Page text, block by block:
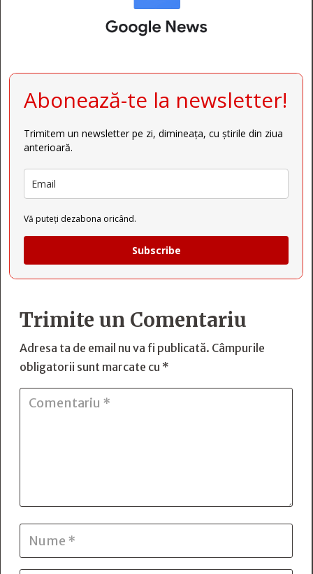
Abonează-te la newsletter!
Trimitem un newsletter pe zi, dimineața, cu știrile din ziua
anterioară.
Vă puteți dezabona oricând.
Subscribe
Trimite un Comentariu
Adresa ta de email nu va fi publicată. Câmpurile
obligatorii sunt marcate cu *